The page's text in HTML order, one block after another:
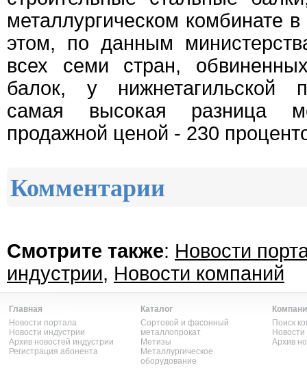
металлургическом комбинате
этом, по данным
всех семи стран,
балок, у нижнетагильской
самая высокая разница
продажной ценой - 230
Комментарии
Смотрите также: Новости
индустрии, Новости компаний
Главная
Новости портала
Новости индустрии
Архив новостей индустрии
Регистрация абонента
Каталог
Сортовой и фасонный
металлопрокат
Метизы
Металлургическое
оборудование
Поиск
Архив